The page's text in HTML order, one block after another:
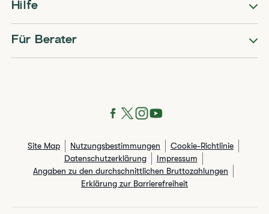
Hilfe
Für Berater
Site Map Nutzungsbestimmungen
Cookie-Richtlinie
Datenschutzerklärung
Impressum
Angaben zu den durchschnittlichen Bruttozahlungen​
Erklärung zur Barrierefreiheit